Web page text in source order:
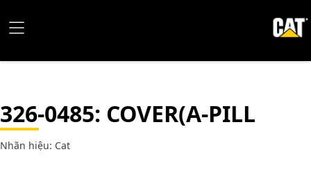
326-0485: COVER(A-PILL
Nhãn hiệu: Cat